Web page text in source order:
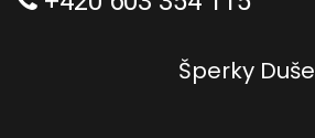
Šperky Duše